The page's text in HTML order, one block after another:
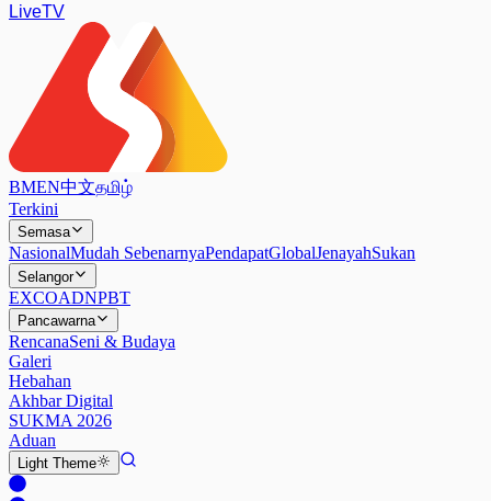
LiveTV
BMEN中文தமிழ்
Terkini
Semasa
NasionalMudah SebenarnyaPendapatGlobalJenayahSukan
Selangor
EXCOADNPBT
Pancawarna
RencanaSeni & Budaya
Galeri
Hebahan
Akhbar Digital
SUKMA 2026
Aduan
Light Theme